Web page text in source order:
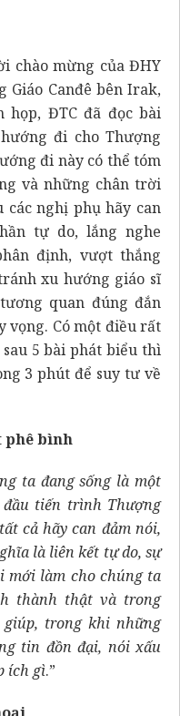
chào mừng của ĐHY
Giáo Canđê bên Irak,
họp, ĐTC đã đọc bài
đi cho Thượng
đi này có thể tóm
và những chân trời
các nghị phụ hãy can
tự do, lắng nghe
định, vượt thắng
xu hướng giáo sĩ
quan đúng đắn
vọng. Có một điều rất
5 bài phát biểu thì
3 phút để suy tư về
phê bình
ta đang sống là một
tiến trình Thượng
cả hãy can đảm nói,
là liên kết tự do, sự
mới làm cho chúng ta
thành thật và trong
trong khi những
tin đồn đại, nói xấu
ích gì.”